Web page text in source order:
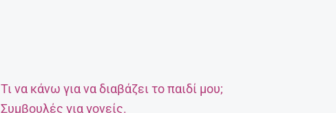
Τι να κάνω για να διαβάζει το παιδί μου;
Συμβουλές για γονείς.